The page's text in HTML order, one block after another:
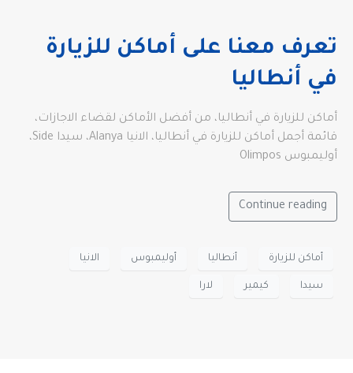
تعرف معنا على أماكن للزيارة
في أنطاليا
أماكن للزيارة في أنطاليا، من أفضل الأماكن لقضاء الاجازات،
قائمة أجمل أماكن للزيارة في أنطاليا، الانيا Alanya، سيدا Side،
أوليمبوس Olimpos
Continue reading
أماكن للزيارة أنطاليا أوليمبوس الانيا
سيدا كيمير لارا